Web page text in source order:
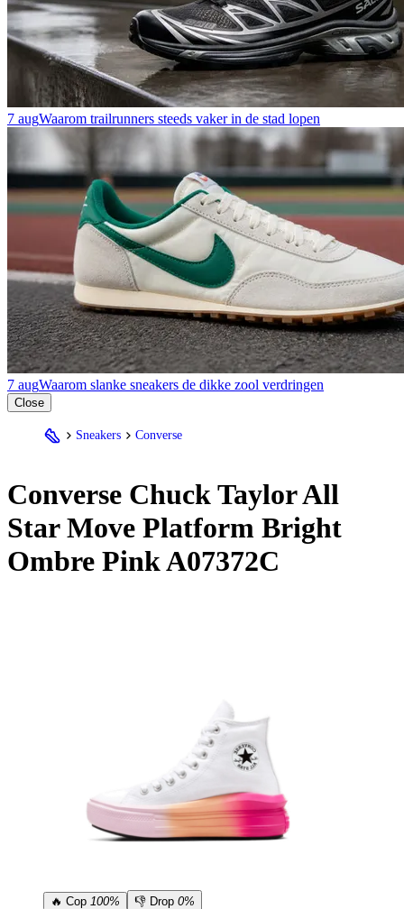
7 augWaarom trailrunners steeds vaker in de stad lopen
7 augWaarom slanke sneakers de dikke zool verdringen
Close
Sneakers Converse
Converse Chuck Taylor All
Star Move Platform Bright
Ombre Pink A07372C
🔥 Cop 100% 👎 Drop 0%